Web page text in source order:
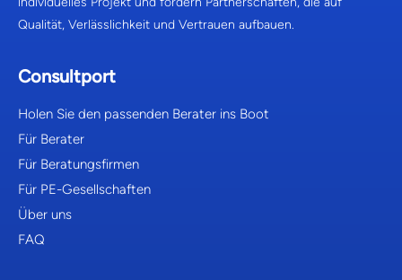
Qualität, Verlässlichkeit und Vertrauen aufbauen.
Consultport
Holen Sie den passenden Berater ins Boot
Für Berater
Für Beratungsfirmen
Für PE-Gesellschaften
Über uns
FAQ